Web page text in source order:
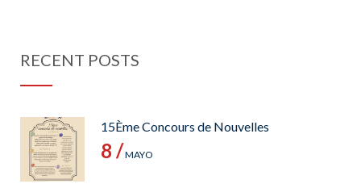
RECENT POSTS
15Ème Concours de Nouvelles
8 /MAYO